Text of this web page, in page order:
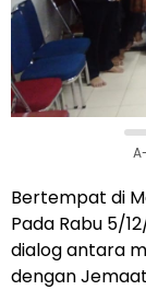
Bertempat di
Pada Rabu 5/
dialog antara
dengan